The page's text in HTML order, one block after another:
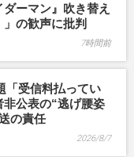
ーマン』吹き替え
の歓声に批判
7時間前
「受信料払ってい
公表の“逃げ腰姿
の責任
2026/8/7